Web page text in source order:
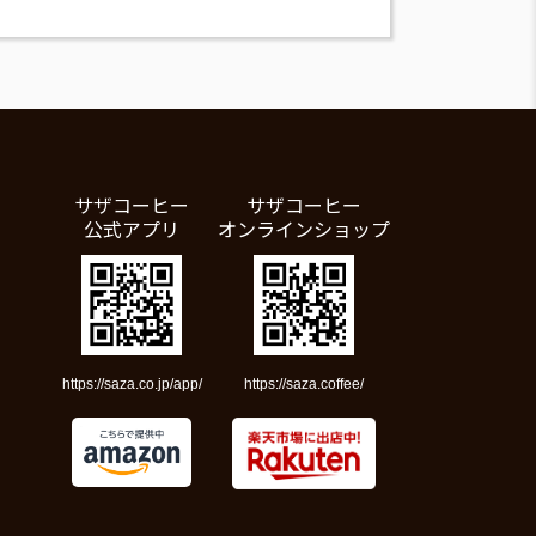
サザコーヒー
公式アプリ
https://saza.co.jp/app/
サザコーヒー
オンラインショップ
https://saza.coffee/